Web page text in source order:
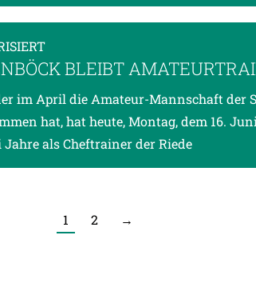
BLEIBT
im April die Amateur-Mannschaft der
hat, hat heute, Montag, dem 16.
als Cheftrainer der Riede
1 2 →